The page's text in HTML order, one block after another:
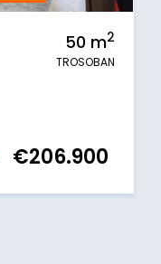
50 m2
TROSOBAN
€206.900